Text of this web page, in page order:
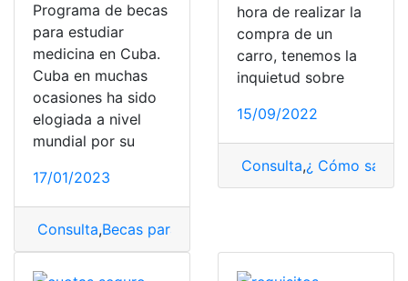
Programa de becas
para estudiar
medicina en Cuba.
Cuba en muchas
ocasiones ha sido
elogiada a nivel
mundial por su
17/01/2023
Consulta,Becas para estudiar medicina en Cuba
hora de realizar la
compra de un
carro, tenemos la
inquietud sobre
15/09/2022
Consulta,¿ Cómo